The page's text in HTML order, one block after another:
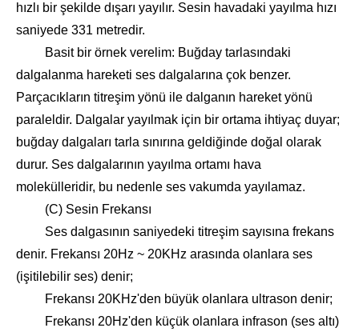
hızlı bir şekilde dışarı yayılır. Sesin havadaki yayılma hızı
saniyede 331 metredir.
Basit bir örnek verelim: Buğday tarlasındaki
dalgalanma hareketi ses dalgalarına çok benzer.
Parçacıkların titreşim yönü ile dalganın hareket yönü
paraleldir. Dalgalar yayılmak için bir ortama ihtiyaç duyar;
buğday dalgaları tarla sınırına geldiğinde doğal olarak
durur. Ses dalgalarının yayılma ortamı hava
molekülleridir, bu nedenle ses vakumda yayılamaz.
(C) Sesin Frekansı
Ses dalgasının saniyedeki titreşim sayısına frekans
denir. Frekansı 20Hz ~ 20KHz arasında olanlara ses
(işitilebilir ses) denir;
Frekansı 20KHz'den büyük olanlara ultrason denir;
Frekansı 20Hz'den küçük olanlara infrason (ses altı)